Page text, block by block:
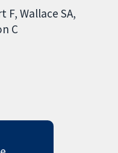
F Wallace SA
C